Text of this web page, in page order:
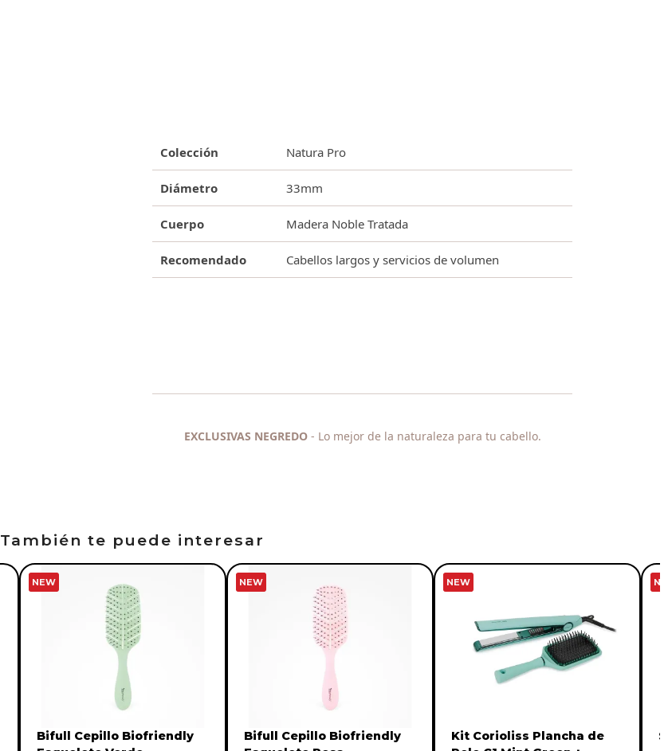
Colección Natura Pro
Diámetro 33mm
Cuerpo Madera Noble Tratada
Recomendado Cabellos largos y servicios de volumen
EXCLUSIVAS NEGREDO- Lo mejor de la naturaleza para tu cabello.
También te puede interesar
NEW
Bifull Cepillo Biofriendly
NEW
Bifull Cepillo Biofriendly
NEW
Kit Corioliss Plancha de